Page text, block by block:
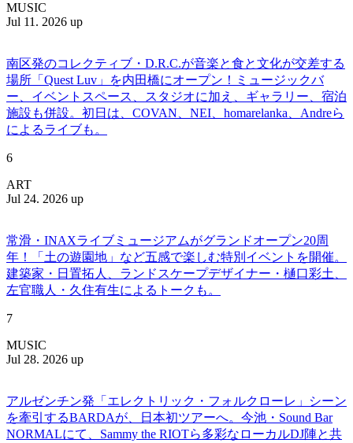
MUSIC
Jul 11. 2026 up
南区発のコレクティブ・D.R.C.が⾳楽と⾷と⽂化が交差する
場所「Quest Luv」を内田橋にオープン！ミュージックバ
ー、イベントスペース、スタジオに加え、ギャラリー、宿泊
施設も併設。初日は、COVAN、NEI、homarelanka、Andreら
によるライブも。
6
ART
Jul 24. 2026 up
常滑・INAXライブミュージアムがグランドオープン20周
年！「土の遊園地」など五感で楽しむ特別イベントを開催。
建築家・日置拓人、ランドスケープデザイナー・樋口彩土、
左官職人・久住有生によるトークも。
7
MUSIC
Jul 28. 2026 up
アルゼンチン発「エレクトリック・フォルクローレ」シーン
を牽引するBARDAが、日本初ツアーへ。今池・Sound Bar
NORMALにて、Sammy the RIOTら多彩なローカルDJ陣と共